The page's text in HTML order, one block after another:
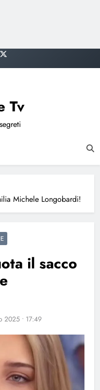
Tv
Michele Longobardi!
il sacco
2025 • 17:49